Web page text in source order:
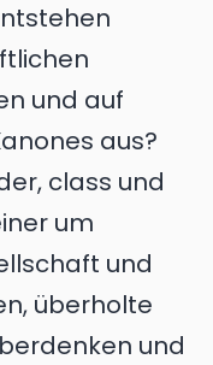
und auf
aus?
class und
um
und
überholte
und